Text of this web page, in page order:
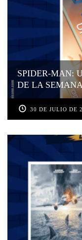
SPIDER-MAN:
DE LA
30 DE JULIO DE